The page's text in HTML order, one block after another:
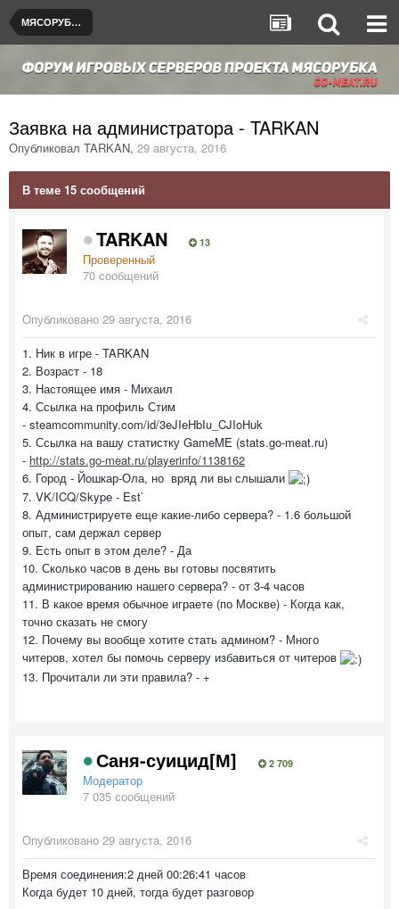
МЯСОРУБКА © [de_dust2]
Заявка на администратора - TARKAN
Опубликовал TARKAN, 29 августа, 2016
В теме 15 сообщений
TARKAN 13
Проверенный
70 сообщений
Опубликовано 29 августа, 2016
1. Ник в игре - TARKAN
2. Возраст - 18
3. Настоящее имя - Михаил
4. Ссылка на профиль Стим
- steamcommunity.com/id/3eJIeHbIu_CJIoHuk
5. Ссылка на вашу статистку GameME (stats.go-meat.ru)
- http://stats.go-meat.ru/playerinfo/1138162
6. Город - Йошкар-Ола, но вряд ли вы слышали
7. VK/ICQ/Skype - Est`
8. Администрируете еще какие-либо сервера? - 1.6 большой
опыт, сам держал сервер
9. Есть опыт в этом деле? - Да
10. Сколько часов в день вы готовы посвятить
администрированию нашего сервера? - от 3-4 часов
11. В какое время обычное играете (по Москве) - Когда как,
точно сказать не смогу
12. Почему вы вообще хотите стать админом? - Много
читеров, хотел бы помочь серверу избавиться от читеров
13. Прочитали ли эти правила? - +
Саня-суицид[М] 2 709
Модератор
7 035 сообщений
Опубликовано 29 августа, 2016
Время соединения:2 дней 00:26:41 часов
Когда будет 10 дней, тогда будет разговор